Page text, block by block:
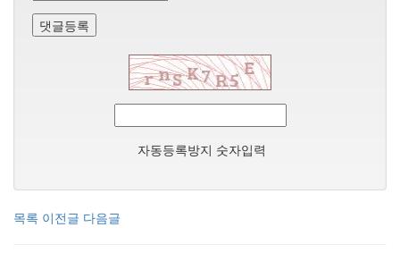
댓글등록
자동등록방지 숫자입력
목록 이전글 다음글